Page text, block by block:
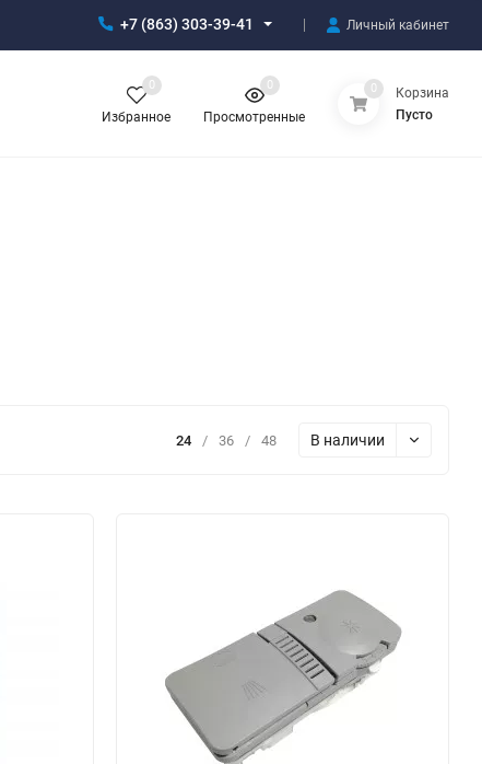
+7 (863) 303-39-41 Личный кабинет
Избранное
0
Просмотренные
0 0
Корзина
Пусто
24 / 36 / 48 В наличии